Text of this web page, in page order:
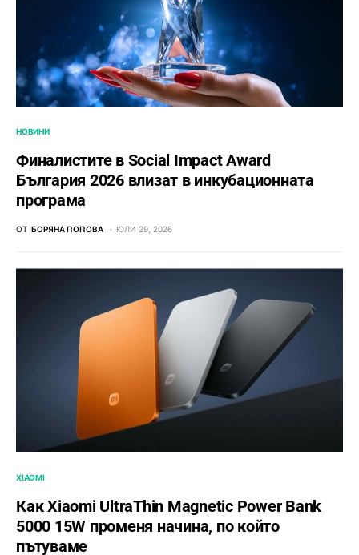
НОВИНИ
Финалистите в Social Impact Award
България 2026 влизат в инкубационната
програма
ОТ БОРЯНА ПОПОВА ЮЛИ 29, 2026
XIAOMI
Как Xiaomi UltraThin Magnetic Power Bank
5000 15W променя начина, по който
пътуваме